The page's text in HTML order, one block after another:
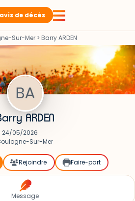
de décès
Sur-Mer > Barry ARDEN
ARDEN
24/05/2026
Sur-Mer
Rejoindre Faire-part
Message